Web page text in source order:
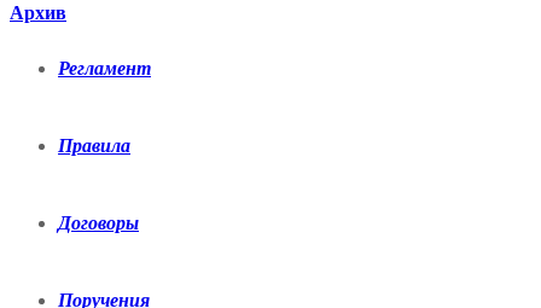
Архив
Регламент
Правила
Договоры
Поручения